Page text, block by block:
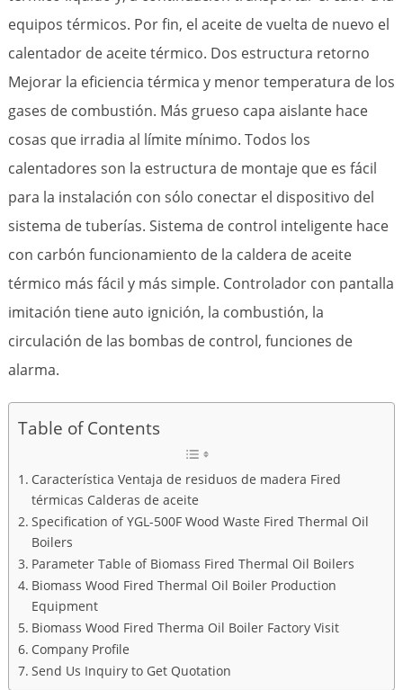
equipos térmicos. Por fin, el aceite de vuelta de nuevo el
calentador de aceite térmico. Dos estructura retorno
Mejorar la eficiencia térmica y menor temperatura de los
gases de combustión. Más grueso capa aislante hace
cosas que irradia al límite mínimo. Todos los
calentadores son la estructura de montaje que es fácil
para la instalación con sólo conectar el dispositivo del
sistema de tuberías. Sistema de control inteligente hace
con carbón funcionamiento de la caldera de aceite
térmico más fácil y más simple. Controlador con pantalla
imitación tiene auto ignición, la combustión, la
circulación de las bombas de control, funciones de
alarma.
Table of Contents
Característica Ventaja de residuos de madera Fired
térmicas Calderas de aceite
Specification of YGL-500F Wood Waste Fired Thermal Oil
Boilers
Parameter Table of Biomass Fired Thermal Oil Boilers
Biomass Wood Fired Thermal Oil Boiler Production
Equipment
Biomass Wood Fired Therma Oil Boiler Factory Visit
Company Profile
Send Us Inquiry to Get Quotation